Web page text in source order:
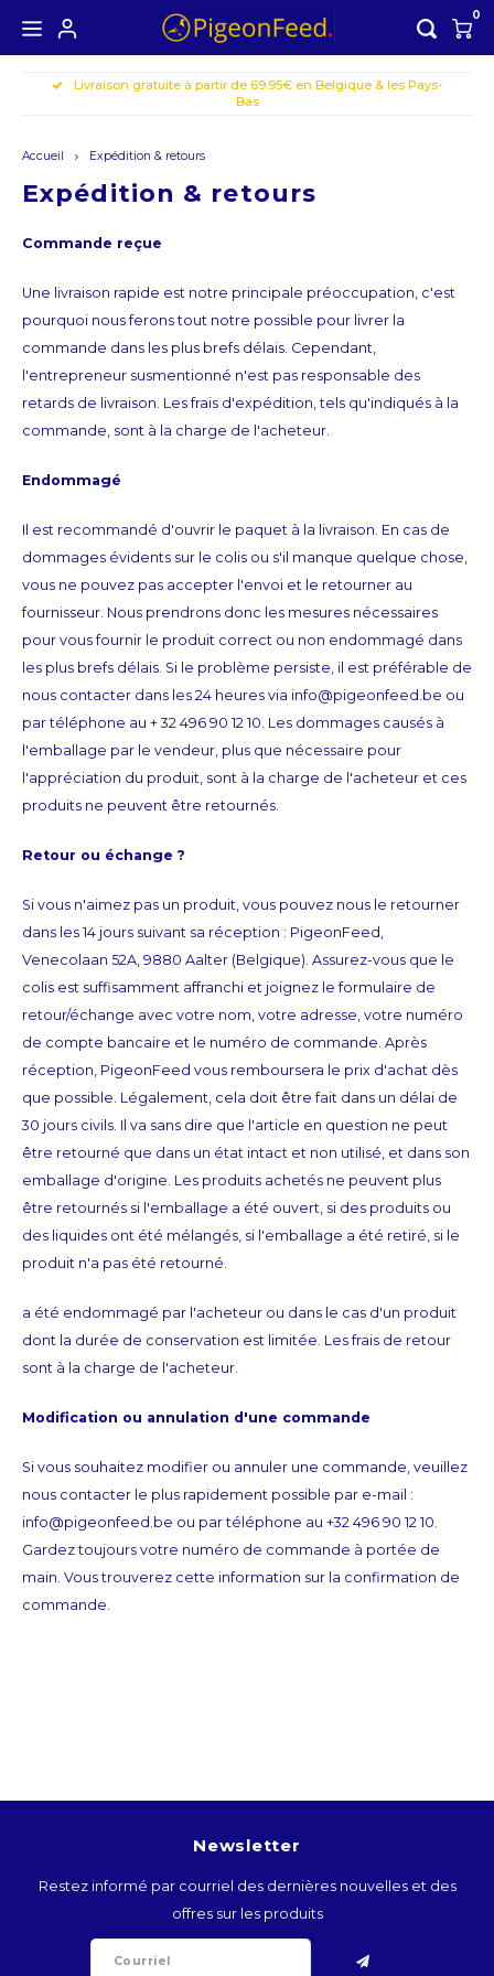
Hoofdmenu / les produits
LES PRODUITS
Offre saisonnière
Hoofdmenu
Devise
EUR
USD
AUD
CAD
CHF
HKD
IDR
INR
JPY
THB
ALL
BSD
BHD
BDT
BMD
BTN
0
Livraison gratuite à partir de 69.95€ en Belgique & les Pays-
Bas
Accueil Expédition & retours
Expédition & retours
Commande reçue
Une livraison rapide est notre principale préoccupation, c'est
pourquoi nous ferons tout notre possible pour livrer la
commande dans les plus brefs délais. Cependant,
l'entrepreneur susmentionné n'est pas responsable des
retards de livraison. Les frais d'expédition, tels qu'indiqués à la
commande, sont à la charge de l'acheteur.
Endommagé
Il est recommandé d'ouvrir le paquet à la livraison. En cas de
dommages évidents sur le colis ou s'il manque quelque chose,
vous ne pouvez pas accepter l'envoi et le retourner au
fournisseur. Nous prendrons donc les mesures nécessaires
pour vous fournir le produit correct ou non endommagé dans
les plus brefs délais. Si le problème persiste, il est préférable de
nous contacter dans les 24 heures via info@pigeonfeed.be ou
par téléphone au + 32 496 90 12 10. Les dommages causés à
l'emballage par le vendeur, plus que nécessaire pour
l'appréciation du produit, sont à la charge de l'acheteur et ces
produits ne peuvent être retournés.
Retour ou échange ?
Si vous n'aimez pas un produit, vous pouvez nous le retourner
dans les 14 jours suivant sa réception : PigeonFeed,
Venecolaan 52A, 9880 Aalter (Belgique). Assurez-vous que le
colis est suffisamment affranchi et joignez le formulaire de
retour/échange avec votre nom, votre adresse, votre numéro
de compte bancaire et le numéro de commande. Après
réception, PigeonFeed vous remboursera le prix d'achat dès
que possible. Légalement, cela doit être fait dans un délai de
30 jours civils. Il va sans dire que l'article en question ne peut
être retourné que dans un état intact et non utilisé, et dans son
emballage d'origine. Les produits achetés ne peuvent plus
être retournés si l'emballage a été ouvert, si des produits ou
des liquides ont été mélangés, si l'emballage a été retiré, si le
produit n'a pas été retourné.
a été endommagé par l'acheteur ou dans le cas d'un produit
dont la durée de conservation est limitée. Les frais de retour
sont à la charge de l'acheteur.
Modification ou annulation d'une commande
Si vous souhaitez modifier ou annuler une commande, veuillez
nous contacter le plus rapidement possible par e-mail :
info@pigeonfeed.be ou par téléphone au +32 496 90 12 10.
Gardez toujours votre numéro de commande à portée de
main. Vous trouverez cette information sur la confirmation de
commande.
Newsletter
Restez informé par courriel des dernières nouvelles et des
offres sur les produits